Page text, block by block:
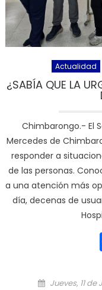
Actualidad
¿SABÍA QUE LA
Chimbarongo.- El
Mercedes de
responder a
de las personas.
a una atención más
día, decenas de
Posted on
Jueves, 11 de